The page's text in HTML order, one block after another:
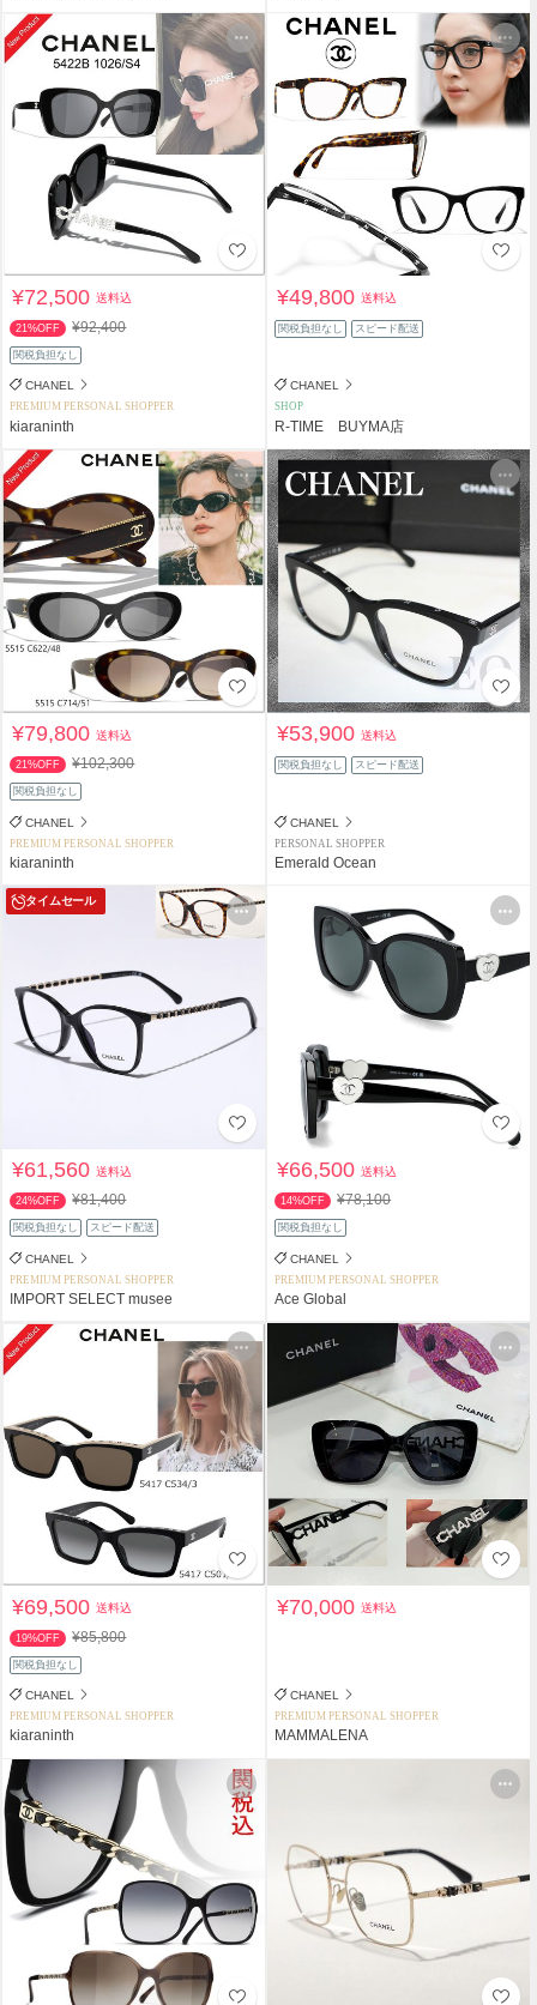
¥72,500送料込
21%OFF ¥92,400
関税負担なし
CHANEL
PREMIUM PERSONAL SHOPPER
kiaraninth
¥49,800送料込
関税負担なし スピード配送
CHANEL
SHOP
R-TIME BUYMA店
¥79,800送料込
21%OFF ¥102,300
関税負担なし
CHANEL
PREMIUM PERSONAL SHOPPER
kiaraninth
¥53,900送料込
関税負担なし スピード配送
CHANEL
PERSONAL SHOPPER
Emerald Ocean
タイムセール
¥61,560送料込
24%OFF ¥81,400
関税負担なし スピード配送
CHANEL
PREMIUM PERSONAL SHOPPER
IMPORT SELECT musee
¥66,500送料込
14%OFF ¥78,100
関税負担なし
CHANEL
PREMIUM PERSONAL SHOPPER
Ace Global
¥69,500送料込
19%OFF ¥85,800
関税負担なし
CHANEL
PREMIUM PERSONAL SHOPPER
kiaraninth
¥70,000送料込
CHANEL
PREMIUM PERSONAL SHOPPER
MAMMALENA